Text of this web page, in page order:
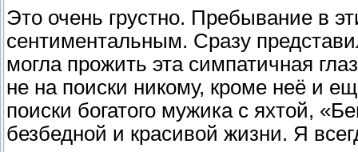
Это очень грустно. Пребывание в
сентиментальным. Сразу
могла прожить эта симпатичная
не на поиски никому, кроме неё и
поиски богатого мужика с яхтой,
безбедной и красивой жизни. Я